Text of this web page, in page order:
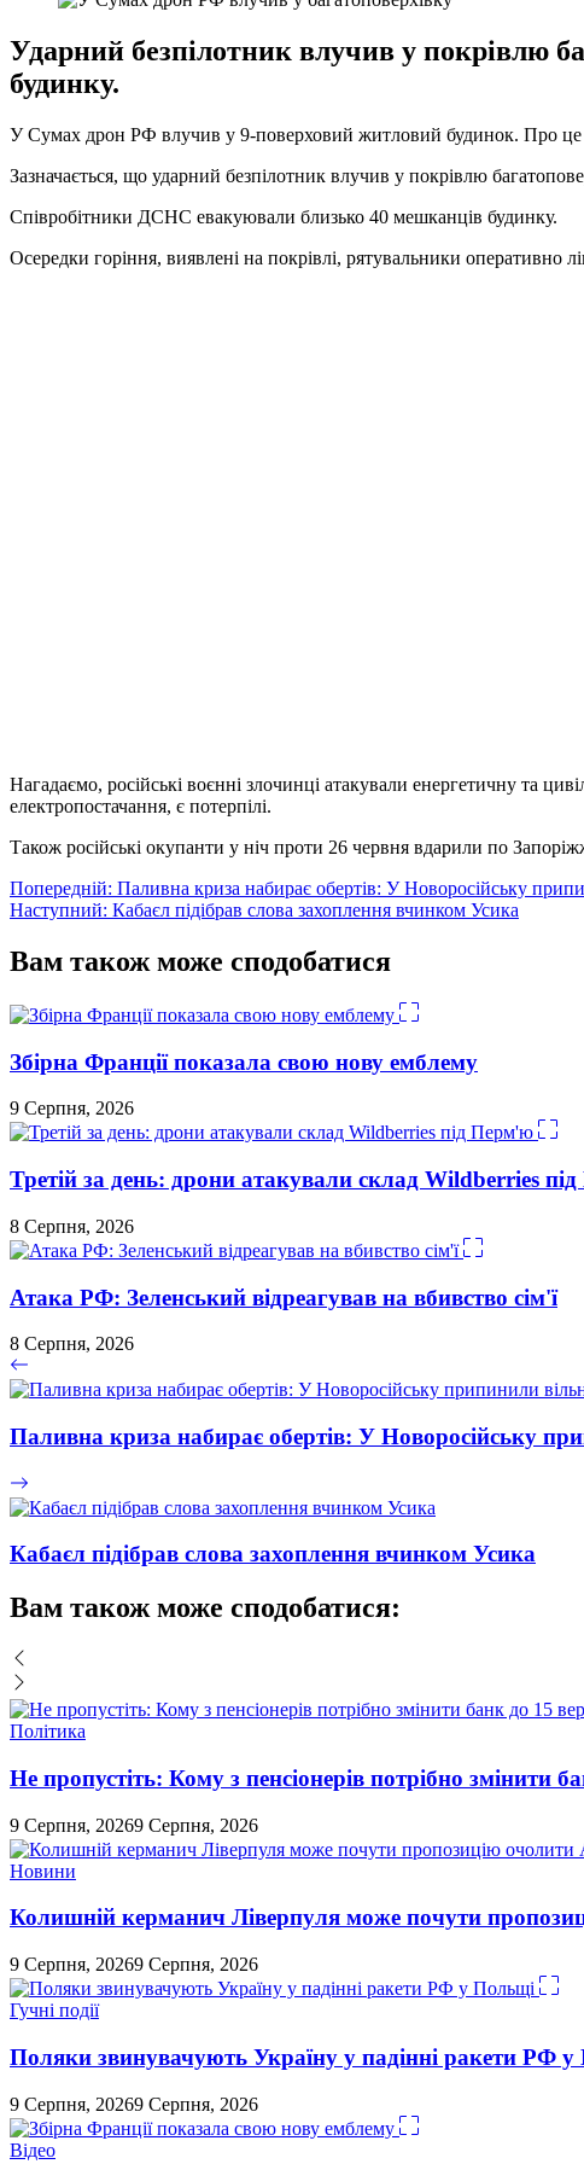
Ударний безпілотник влучив у покрівлю
будинку.
У Сумах дрон РФ влучив у 9-поверховий житловий будинок. Про це
Зазначається, що ударний безпілотник влучив у покрівлю
Співробітники ДСНС евакуювали близько 40 мешканців будинку.
Осередки горіння, виявлені на покрівлі, рятувальники оперативно
Нагадаємо, російські воєнні злочинці атакували енергетичну та
електропостачання, є потерпілі.
Також російські окупанти у ніч проти 26 червня вдарили по
Навігація
записів
Попередній: Паливна криза набирає обертів: У Новоросійську
Наступний: Кабаєл підібрав слова захоплення вчинком Усика
Вам також може сподобатися
Збірна Франції показала свою нову емблему
9 Серпня, 2026
Третій за день: дрони атакували склад Wildberries
8 Серпня, 2026
Атака РФ: Зеленський відреагував на вбивство сім'ї
8 Серпня, 2026
Паливна криза набирає обертів: У Новоросійську
Кабаєл підібрав слова захоплення вчинком Усика
Вам також може сподобатися:
Політика
Не пропустіть: Кому з пенсіонерів потрібно змінити
9 Серпня, 20269 Серпня, 2026
Новини
Колишній керманич Ліверпуля може почути
9 Серпня, 20269 Серпня, 2026
Гучні події
Поляки звинувачують Україну у падінні ракети РФ
9 Серпня, 20269 Серпня, 2026
Відео